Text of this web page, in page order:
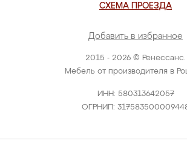
2015 - 2026 © Ренессанс.
Мебель от производителя в
ИНН: 580313642057
ОГРНИП:
СХЕМА ПРОЕЗДА
Добавить в избранное